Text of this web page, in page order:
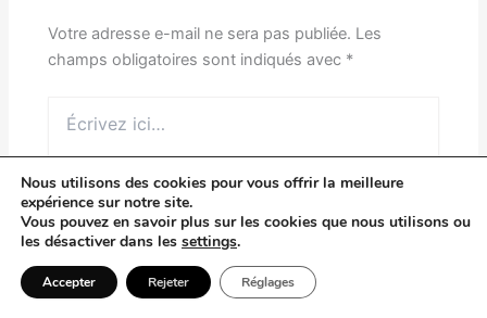
Votre adresse e-mail ne sera pas publiée. Les
champs obligatoires sont indiqués avec *
ici…
Nous utilisons des cookies pour vous offrir la meilleure
expérience sur notre site.
Vous pouvez en savoir plus sur les cookies que nous utilisons ou
les désactiver dans les settings.
Accepter Rejeter Réglages